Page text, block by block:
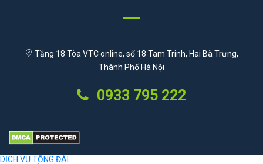
Tầng 18 Tòa VTC online, số 18 Tam Trinh, Hai Bà Trưng,
Thành Phố Hà Nội
0933 795 222
DỊCH VỤ TỔNG ĐÀI